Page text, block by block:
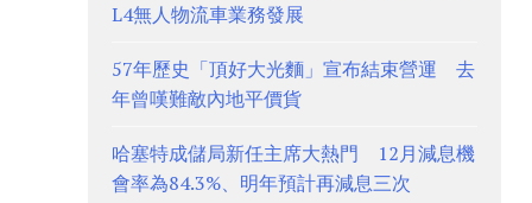
L4無人物流車業務發展
57年歷史「頂好大光麵」宣布結束營運 去
年曾嘆難敵內地平價貨
哈塞特成儲局新任主席大熱門 12月減息機
會率為84.3%、明年預計再減息三次